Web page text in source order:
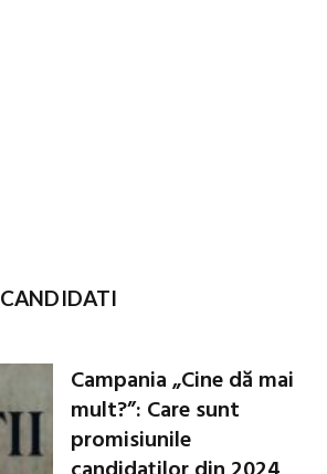
CANDIDATI
Campania „Cine dă mai
mult?”: Care sunt
promisiunile